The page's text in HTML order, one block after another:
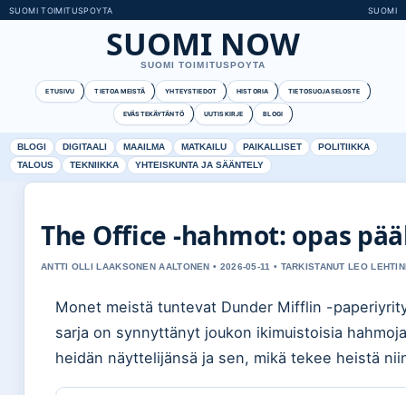
SUOMI TOIMITUSPOYTA SUOMI
SUOMI NOW
SUOMI TOIMITUSPOYTA
ETUSIVU TIETOA MEISTÄ YHTEYSTIEDOT HISTORIA TIETOSUOJASELOSTE
EVÄSTEKÄYTÄNTÖ UUTISKIRJE BLOGI
BLOGI DIGITAALI MAAILMA MATKAILU PAIKALLISET
POLITIIKKA
TALOUS
TEKNIIKKA YHTEISKUNTA JA SÄÄNTELY
The Office -hahmot: opas
ANTTI OLLI LAAKSONEN AALTONEN • 2026-05-11 • TARKISTANUT LEO
Monet meistä tuntevat Dunder Mifflin -
sarja on synnyttänyt joukon ikimuistoisia
heidän näyttelijänsä ja sen, mikä tekee heistä